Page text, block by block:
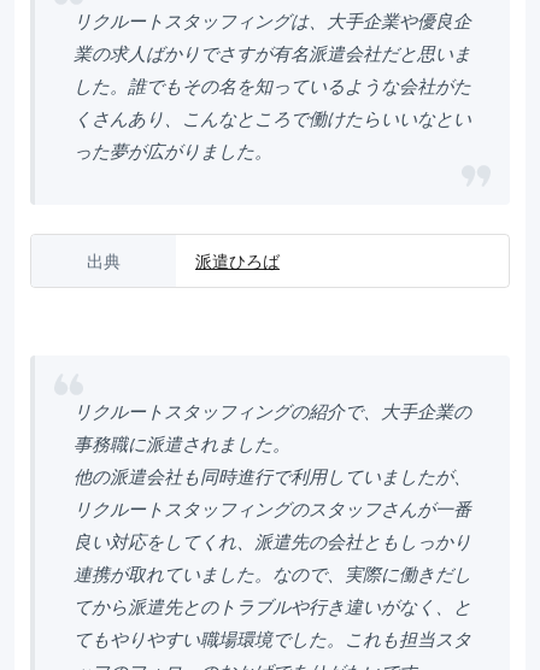
リクルートスタッフィングは、大手企業や優良企
業の求人ばかりでさすが有名派遣会社だと思いま
した。誰でもその名を知っているような会社がた
くさんあり、こんなところで働けたらいいなとい
った夢が広がりました。
出典 派遣ひろば
リクルートスタッフィングの紹介で、大手企業の
事務職に派遣されました。
他の派遣会社も同時進行で利用していましたが、
リクルートスタッフィングのスタッフさんが一番
良い対応をしてくれ、派遣先の会社ともしっかり
連携が取れていました。なので、実際に働きだし
てから派遣先とのトラブルや行き違いがなく、と
てもやりやすい職場環境でした。これも担当スタ